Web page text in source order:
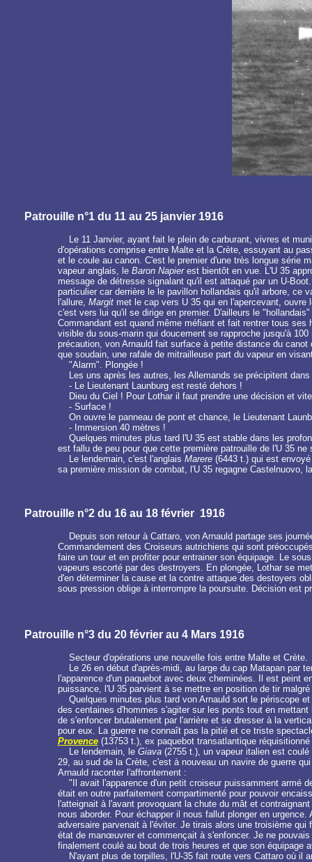
Patrouille n°1 du 11 au 25 janvier 1916
Le 11 Janvier, ayant fait le plein de carburant, vivres et
d'opérations comprise entre Malte et la Crète, essuyant au
et le coule au canon. C'est le premier d'une très longue série
vapeur anglais, le Baron Napierest bientôt en vue. L'U 35
message de détresse signalant qu'il est attaqué par un U-
particulier car derrière le le pavillon hollandais qu'il arbore, ce
l'allure, Margitmet le cap vers U 35 qui en l'apercevant,
c'est vers lui qu'il se dirige en premier. D'ailleurs le
Commandant est quand même méfiant et fait rentrer tous
visible du sous-marin qui doucement se rapproche jusqu'à
précaution, von Arnauld fait surface à petite distance du
que soudain, une rafale de mitrailleuse part du vapeur en
"Alarm". Plongée !
Les uns après les autres, les Allemands se précipitent
- Le Lieutenant Launburg est resté dehors !
Dieu du Ciel ! Pour Lothar il faut prendre une décision et
- Surface !
On ouvre le panneau de pont et chance, le Lieutenant
- Immersion 40 mètres !
Quelques minutes plus tard l'U 35 est stable dans les
est fallu de peu pour que cette première patrouille de l'U 35
Le lendemain, c'est l'anglais Marere(6443 t.) qui est
sa première mission de combat, l'U 35 regagne
Patrouille n°2 du 16 au 18 février 1916
Depuis son retour à Cattaro, von Arnauld partage ses
Commandement des Croiseurs autrichiens qui sont
faire un tour et en profiter pour entrainer son équipage. Le
vapeurs escorté par des destroyers. En plongée, Lothar se
d'en déterminer la cause et la contre attaque des destoyers
sous pression oblige à interrompre la poursuite. Décision est
Patrouille n°3 du 20 février au 4 Mars 1916
Secteur d'opérations une nouvelle fois entre Malte et Crète.
Le 26 en début d'après-midi, au large du cap Matapan par
l'apparence d'un paquebot avec deux cheminées. Il est peint
puissance, l'U 35 parvient à se mettre en position de tir
Quelques minutes plus tard von Arnauld sort le périscope
des centaines d'hommes s'agiter sur les ponts tout en
de s'enfoncer brutalement par l'arrière et se dresser à la
pour eux. La guerre ne connaît pas la pitié et ce triste
Provence(13753 t.), ex paquebot transatlantique
Le lendemain, le Giava(2755 t.), un vapeur italien est
29, au sud de la Crète, c'est à nouveau un navire de guerre
Arnauld raconter l'affrontement :
"Il avait l'apparence d'un petit croiseur puissamment armé
était en outre parfaitement compartimenté pour pouvoir
l'atteignait à l'avant provoquant la chute du mât et
nous aborder. Pour échapper il nous fallut plonger en
adversaire parvenait à l'éviter. Je tirais alors une troisième
état de manœuvrer et commençait à s'enfoncer. Je ne
finalement coulé au bout de trois heures et que son
N'ayant plus de torpilles, l'U-35 fait route vers Cattaro où il